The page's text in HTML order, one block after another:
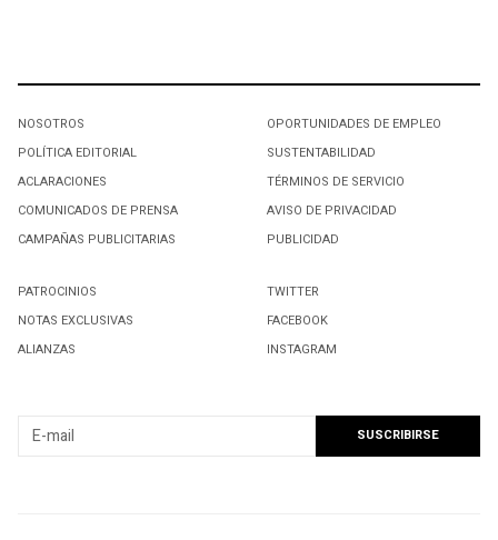
NOSOTROS
POLÍTICA EDITORIAL
ACLARACIONES
COMUNICADOS DE PRENSA
CAMPAÑAS PUBLICITARIAS
OPORTUNIDADES DE EMPLEO
SUSTENTABILIDAD
TÉRMINOS DE SERVICIO
AVISO DE PRIVACIDAD
PUBLICIDAD
PATROCINIOS
NOTAS EXCLUSIVAS
ALIANZAS
TWITTER
FACEBOOK
INSTAGRAM